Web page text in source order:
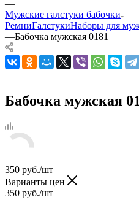
—
Мужские галстуки бабочки
РемниГалстукиНаборы для
—Бабочка мужская 0181
Бабочка мужская
350 руб./шт
Варианты цен
350 руб./шт